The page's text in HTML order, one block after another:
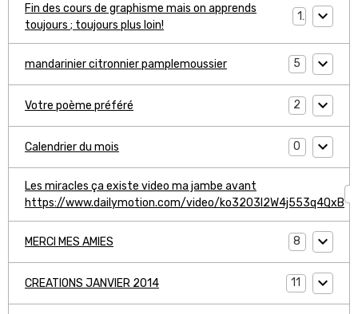
Fin des cours de graphisme mais on apprends
toujours ; toujours plus loin!
1
mandarinier citronnier pamplemoussier 5
Votre poème préféré 2
Calendrier du mois 0
Les miracles ça existe video ma jambe avant
https://www.dailymotion.com/video/ko3203l2W4j553q4QxB
MERCI MES AMIES 8
CREATIONS JANVIER 2014 11